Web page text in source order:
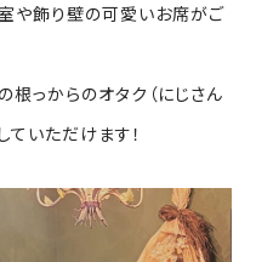
や飾り壁の可愛いお席がご
っからのオタク（にじさん
ていただけます！